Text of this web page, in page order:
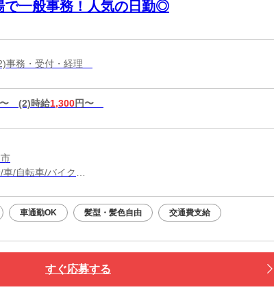
で一般事務！人気の日勤◎
事務・受付・経理
(2)時給1,300円〜
/自転車/バイク
車通勤OK 髪型・髪色自由 交通費支給
すぐ応募する